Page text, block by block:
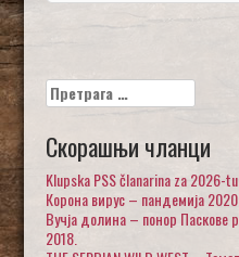
Претрага
за:
Скорашњи чланци
Klupska PSS članarina za 2026-
Корона вирус – пандемија
Вучја долина – понор
2018.